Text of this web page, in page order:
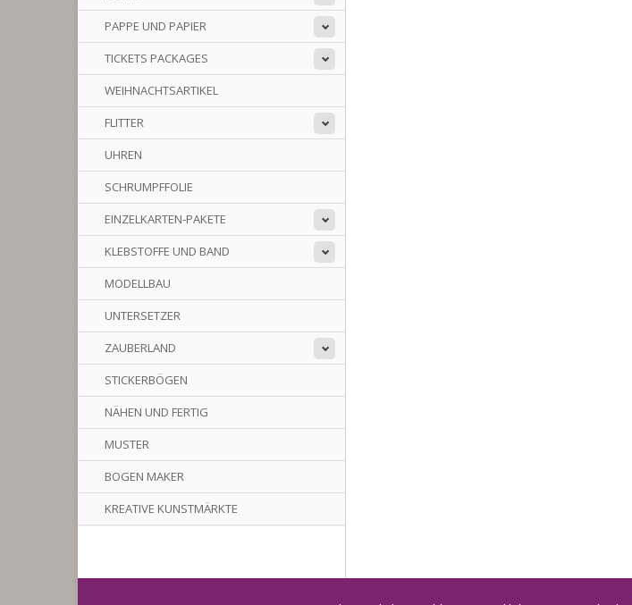
PAPPE UND PAPIER
TICKETS PACKAGES
WEIHNACHTSARTIKEL
FLITTER
UHREN
SCHRUMPFFOLIE
EINZELKARTEN-PAKETE
KLEBSTOFFE UND BAND
MODELLBAU
UNTERSETZER
ZAUBERLAND
STICKERBÖGEN
NÄHEN UND FERTIG
MUSTER
BOGEN MAKER
KREATIVE KUNSTMÄRKTE